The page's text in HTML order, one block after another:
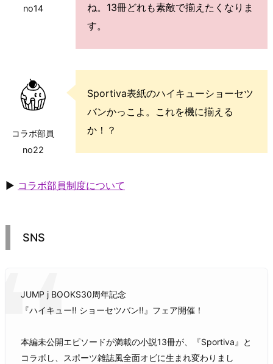
no14
ね。13冊どれも素敵で揃えたくなりま
す。
コラボ部員
no22
Sportiva表紙のハイキューショーセツ
バンかっこよ。これを機に揃える
か！？
▶ コラボ部員制度について
SNS
JUMP j BOOKS30周年記念
『ハイキュー!! ショーセツバン!!』フェア開催！
本編未公開エピソードが満載の小説13冊が、『Sportiva』と
コラボし、スポーツ雑誌風全面オビに生まれ変わりまし